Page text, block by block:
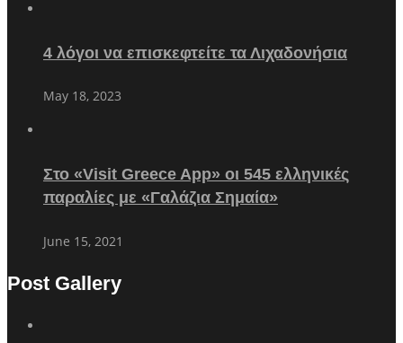
4 λόγοι να επισκεφτείτε τα Λιχαδονήσια
May 18, 2023
Στο «Visit Greece App» οι 545 ελληνικές
παραλίες με «Γαλάζια Σημαία»
June 15, 2021
Post Gallery